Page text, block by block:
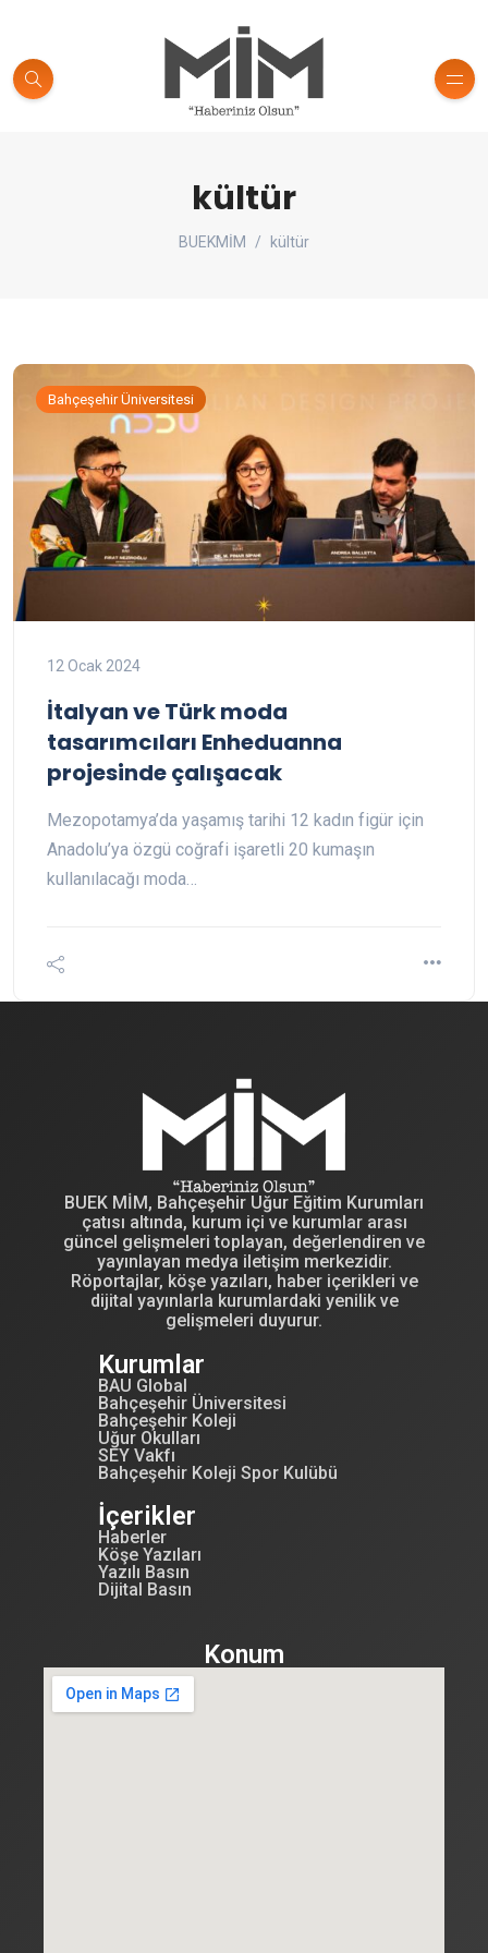
kültür
BUEKMİM kültür
Bahçeşehir Üniversitesi
12 Ocak 2024
İtalyan ve Türk moda
tasarımcıları Enheduanna
projesinde çalışacak
Mezopotamya’da yaşamış tarihi 12 kadın figür için
Anadolu’ya özgü coğrafi işaretli 20 kumaşın
kullanılacağı moda…
BUEK MİM, Bahçeşehir Uğur Eğitim Kurumları
çatısı altında, kurum içi ve kurumlar arası
güncel gelişmeleri toplayan, değerlendiren ve
yayınlayan medya iletişim merkezidir.
Röportajlar, köşe yazıları, haber içerikleri ve
dijital yayınlarla kurumlardaki yenilik ve
gelişmeleri duyurur.
Kurumlar
BAU Global
Bahçeşehir Üniversitesi
Bahçeşehir Koleji
Uğur Okulları
SEY Vakfı
Bahçeşehir Koleji Spor Kulübü
İçerikler
Haberler
Köşe Yazıları
Yazılı Basın
Dijital Basın
Konum